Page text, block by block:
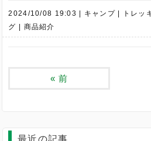
2024/10/08 19:03 キャンプ トレッ
グ
商品紹介
«前